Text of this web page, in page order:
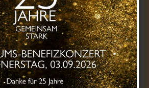
bei Fragen zur Registrierung, deiner
oder technischen Problemen
am besten perE-Mail
Soziale Medien: